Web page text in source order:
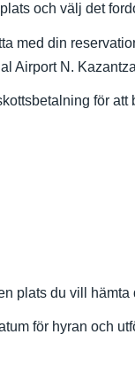
och välj det
med din
Airport N.
för
plats du vill
för hyran och